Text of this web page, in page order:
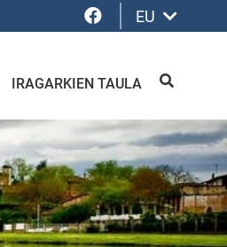
Facebook
EU
IRAGARKIEN TAULA BILATU